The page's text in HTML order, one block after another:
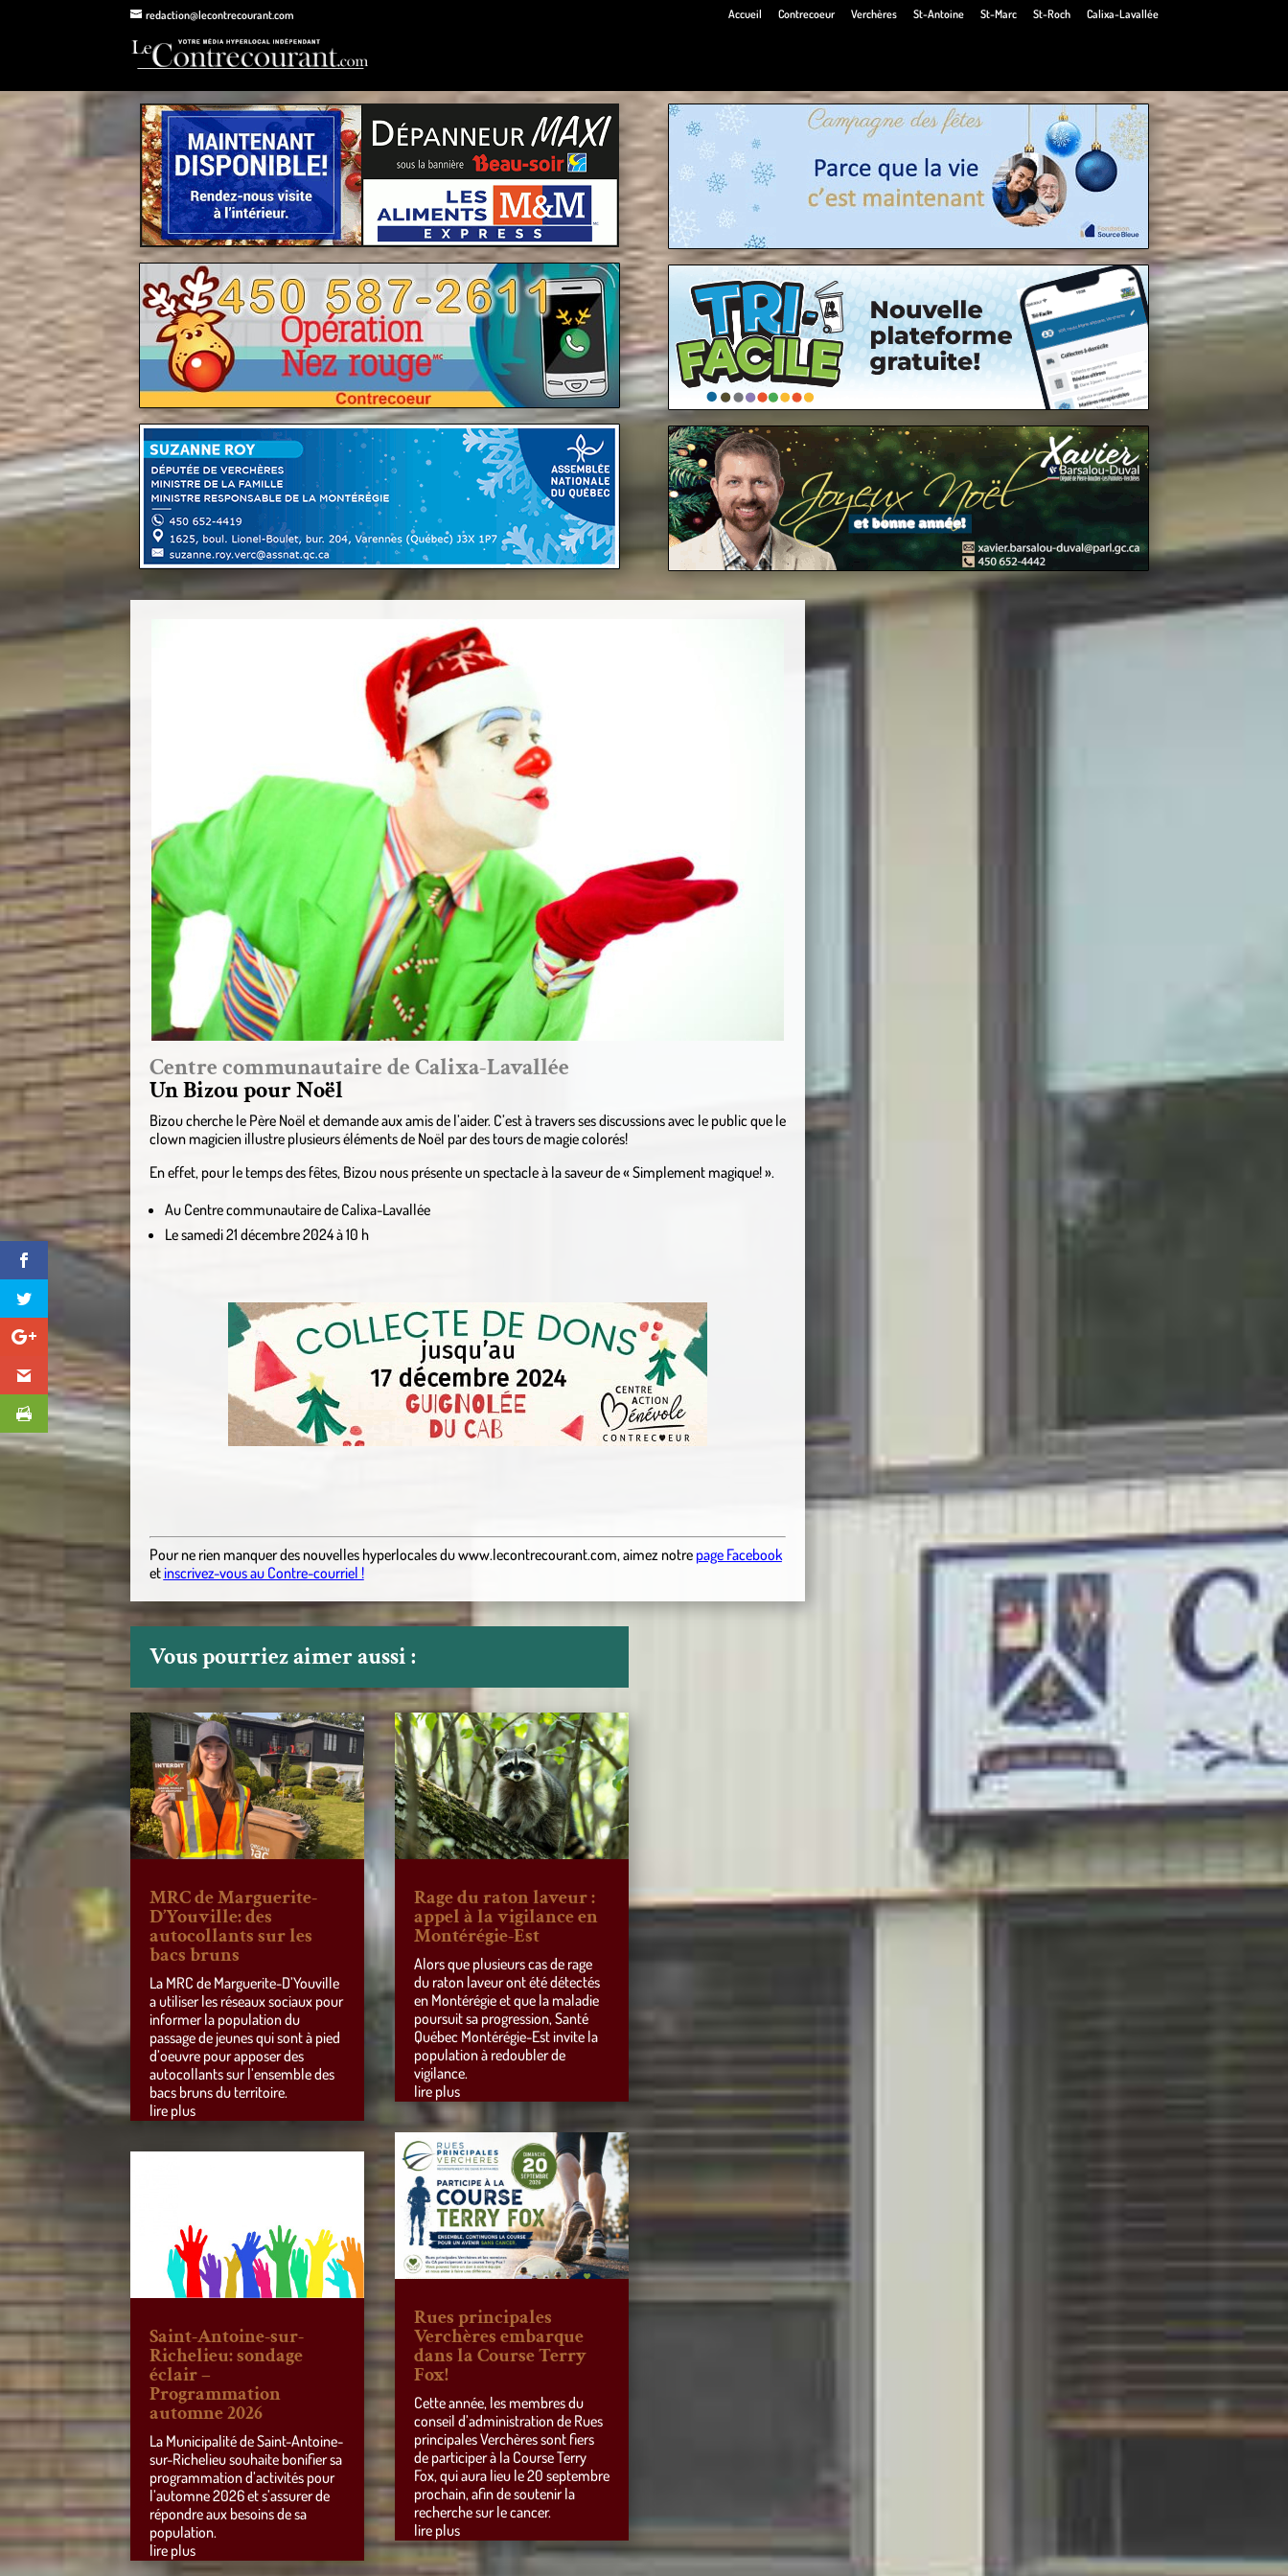
redaction@lecontrecourant.com Accueil Contrecoeur Verchères St-Antoine St-Marc St-Roch Calixa-Lavallée
Centre communautaire de Calixa-Lavallée
Un Bizou pour Noël
Bizou cherche le Père Noël et demande aux amis de l’aider. C’est à travers ses discussions avec le public que le
clown magicien illustre plusieurs éléments de Noël par des tours de magie colorés!
En effet, pour le temps des fêtes, Bizou nous présente un spectacle à la saveur de « Simplement magique! ».
Au Centre communautaire de Calixa-Lavallée
Le samedi 21 décembre 2024 à 10 h
Pour ne rien manquer des nouvelles hyperlocalesduwww.lecontrecourant.com,aimez notre page Facebook
etinscrivez-vous au Contre-courriel !
Vous pourriez aimer aussi :
MRC de Marguerite-
D’Youville: des
autocollants sur les
bacs bruns
La MRC de Marguerite-D’Youville
a utiliser les réseaux sociaux pour
informer la population du
passage de jeunes qui sont à pied
d’oeuvre pour apposer des
autocollants sur l’ensemble des
bacs bruns du territoire.
lire plus
Saint-Antoine-sur-
Richelieu: sondage
éclair –
Programmation
automne 2026
La Municipalité de Saint-Antoine-
sur-Richelieu souhaite bonifier sa
programmation d’activités pour
l’automne 2026 et s’assurer de
répondre aux besoins de sa
population.
lire plus
Rage du raton laveur :
appel à la vigilance en
Montérégie-Est
Alors que plusieurs cas de rage
du raton laveur ont été détectés
en Montérégie et que la maladie
poursuit sa progression, Santé
Québec Montérégie-Est invite la
population à redoubler de
vigilance.
lire plus
Rues principales
Verchères embarque
dans la Course Terry
Fox!
Cette année, les membres du
conseil d’administration de Rues
principales Verchères sont fiers
de participer à la Course Terry
Fox, qui aura lieu le 20 septembre
prochain, afin de soutenir la
recherche sur le cancer.
lire plus